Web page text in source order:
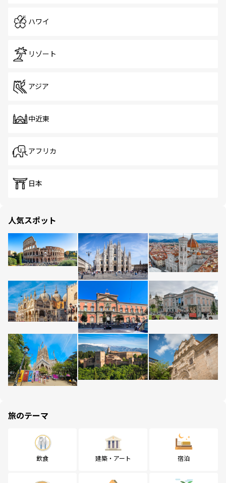
ハワイ
リゾート
アジア
中近東
アフリカ
日本
人気スポット
旅のテーマ
飲食 建築・アート 宿泊